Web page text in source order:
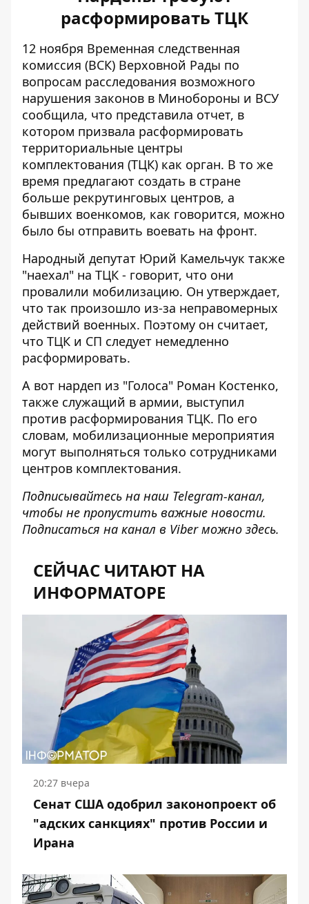
расформировать ТЦК
12 ноября Временная следственная
комиссия (ВСК) Верховной Рады по
вопросам расследования возможного
нарушения законов в Минобороны и ВСУ
сообщила, что представила отчет, в
котором призвала расформировать
территориальные центры
комплектования (ТЦК) как орган. В то же
время предлагают создать в стране
больше рекрутинговых центров, а
бывших военкомов, как говорится, можно
было бы отправить воевать на фронт.
Народный депутат Юрий Камельчук также
"наехал" на ТЦК - говорит, что они
провалили мобилизацию. Он утверждает,
что так произошло из-за неправомерных
действий военных. Поэтому он считает,
что ТЦК и СП следует немедленно
расформировать.
А вот нардеп из "Голоса" Роман Костенко,
также служащий в армии, выступил
против расформирования ТЦК. По его
словам, мобилизационные мероприятия
могут выполняться только сотрудниками
центров комплектования.
Подписывайтесь на наш Telegram-канал,
чтобы не пропустить важные новости.
Подписаться на канал в Viber можно здесь.
СЕЙЧАС ЧИТАЮТ НА
ИНФОРМАТОРЕ
20:27 вчера
Сенат США одобрил законопроект об
"адских санкциях" против России и
Ирана